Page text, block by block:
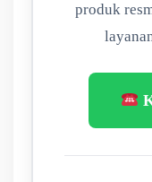
produk